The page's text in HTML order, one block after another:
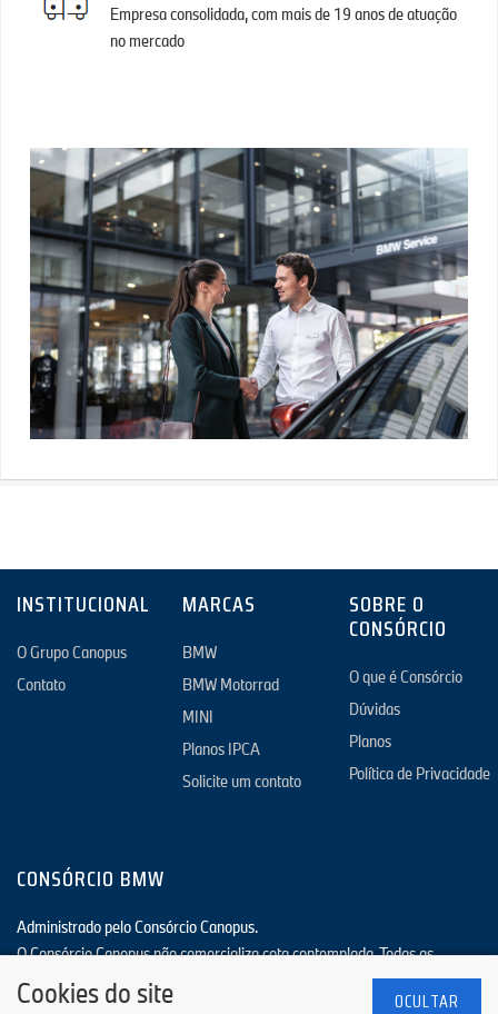
Empresa consolidada, com mais de 19 anos de atuação
no mercado
OCULTAR
Cookies do site
INSTITUCIONAL
O Grupo Canopus
Contato
MARCAS
BMW
BMW Motorrad
MINI
Planos IPCA
Solicite um contato
SOBRE O
CONSÓRCIO
O que é Consórcio
Dúvidas
Planos
Política de Privacidade
CONSÓRCIO BMW
Administrado pelo Consórcio Canopus.
O Consórcio Canopus não comercializa cota contemplada. Todas as
imagens/fotos exibidas neste site são de caráter meramente ilustrativas.
Canopus Administradora de Consórcios LTDA. - CNPJ: